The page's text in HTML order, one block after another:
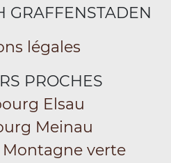
GRAFFENSTADEN
légales
PROCHES
Elsau
Meinau
verte